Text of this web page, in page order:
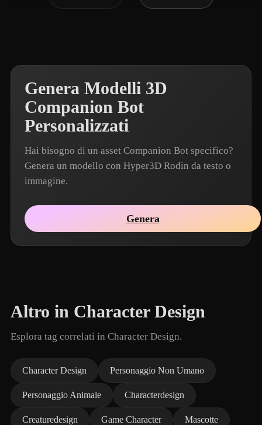
Genera Modelli 3D
Companion Bot
Personalizzati
Hai bisogno di un asset Companion Bot specifico?
Genera un modello con Hyper3D Rodin da testo o
immagine.
Genera
Altro in Character Design
Esplora tag correlati in Character Design.
Character Design Personaggio Non Umano
Personaggio Animale Characterdesign
Creaturedesign Game Character Mascotte